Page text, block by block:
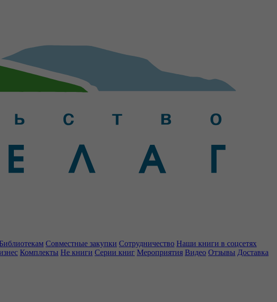
Библиотекам Совместные закупки Сотрудничество Наши книги в соцсетях
Комплекты Не книги Серии книг Мероприятия Видео Отзывы Доставка